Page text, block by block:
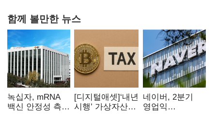
함께 볼만한 뉴스
녹십자, mRNA
백신 안정성 측정
[디지털애셋]‘내년
시행’ 가상자산
네이버, 2분기
영업익